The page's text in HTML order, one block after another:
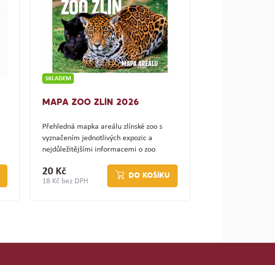
SKLADEM
MAPA ZOO ZLÍN 2026
Přehledná mapka areálu zlínské zoo s
vyznačením jednotlivých expozic a
nejdůležitějšími informacemi o zoo
20 Kč
18 Kč bez DPH
DO KOŠÍKU